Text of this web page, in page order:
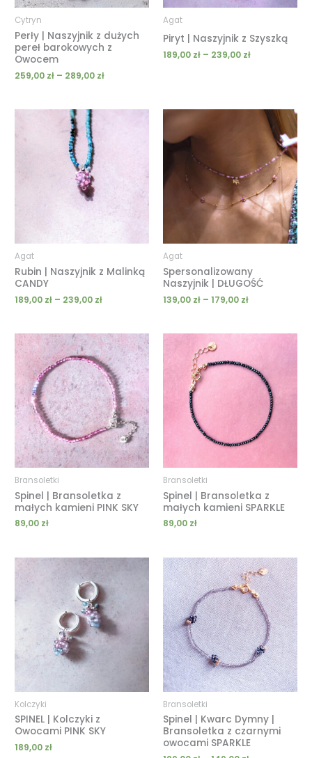
Cytryn
Perły | Naszyjnik z dużych
pereł barokowych z
Owocem
259,00 zł – 289,00 zł
Agat
Piryt | Naszyjnik z Szyszką
189,00 zł – 239,00 zł
Agat
Rubin | Naszyjnik z Malinką
CANDY
189,00 zł – 239,00 zł
Agat
Spersonalizowany
Naszyjnik | DŁUGOŚĆ
139,00 zł – 179,00 zł
Zakres
cen:
139,00 zł
179,00 zł
Bransoletki
Spinel | Bransoletka z
małych kamieni PINK SKY
89,00 zł
Bransoletki
Spinel | Bransoletka z
małych kamieni SPARKLE
89,00 zł
Kolczyki
SPINEL | Kolczyki z
Owocami PINK SKY
189,00 zł
Bransoletki
Spinel | Kwarc Dymny |
Bransoletka z czarnymi
owocami SPARKLE
Zakres
cen:
od
129,00 zł
do
149,00 zł